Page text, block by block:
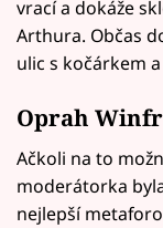
vrací a dokáže
Arthura. Občas
ulic s kočárkem
Oprah
Ačkoli na to
moderátorka
nejlepší